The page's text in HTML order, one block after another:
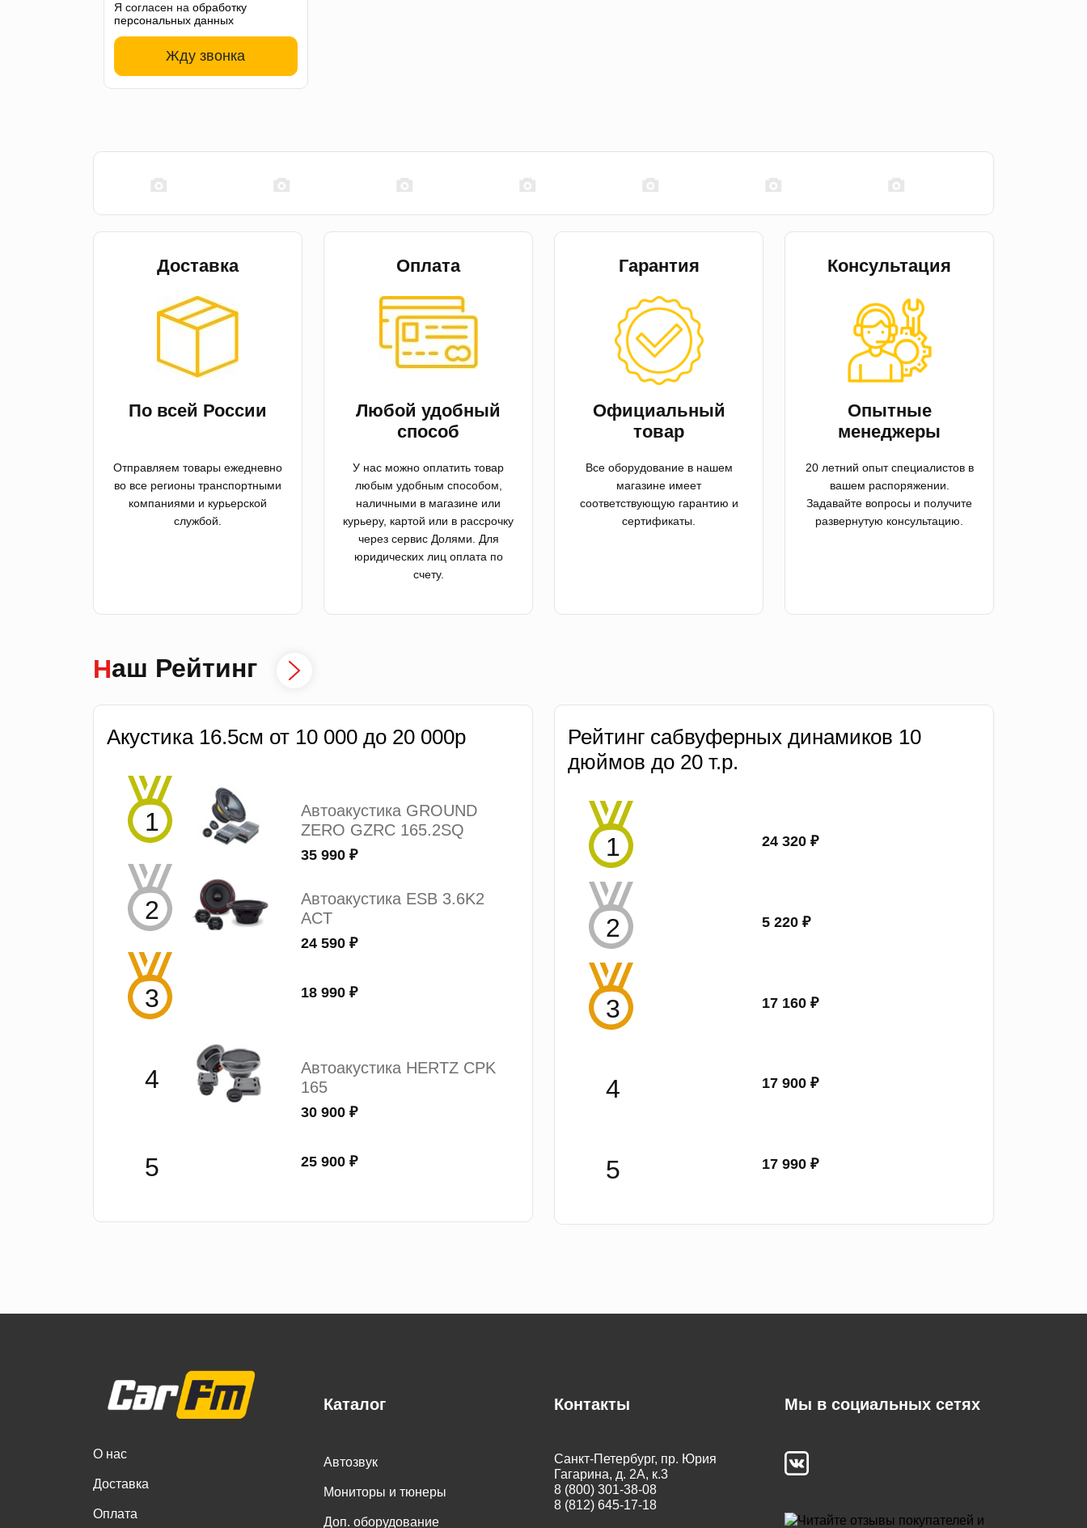
Я согласен на обработку
персональных данных
Жду звонка
Доставка
По всей России
Отправляем товары ежедневно
во все регионы транспортными
компаниями и курьерской
службой.
Оплата
Любой удобный
способ
У нас можно оплатить товар
любым удобным способом,
наличными в магазине или
курьеру, картой или в рассрочку
через сервис Долями. Для
юридических лиц оплата по
счету.
Гарантия
Официальный
товар
Все оборудование в нашем
магазине имеет
соответствующую гарантию и
сертификаты.
Консультация
Опытные
менеджеры
20 летний опыт специалистов в
вашем распоряжении.
Задавайте вопросы и получите
развернутую консультацию.
Наш Рейтинг
Акустика 16.5см от 10 000 до 20 000р
Автоакустика GROUND
ZERO GZRC 165.2SQ
35 990 ₽
Автоакустика ESB 3.6K2
ACT
24 590 ₽
18 990 ₽
Автоакустика HERTZ CPK
165
30 900 ₽
25 900 ₽
Рейтинг сабвуферных динамиков 10
дюймов до 20 т.р.
24 320 ₽
5 220 ₽
17 160 ₽
17 900 ₽
17 990 ₽
О нас
Доставка
Оплата
Каталог
Автозвук
Мониторы и тюнеры
Доп. оборудование
Контакты
Санкт-Петербург, пр. Юрия
Гагарина, д. 2А, к.3
8 (800) 301-38-08
8 (812) 645-17-18
Мы в социальных сетях